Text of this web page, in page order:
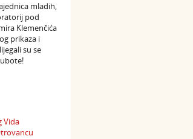
mladih,
pod
Klemenčića
prikaza i
su se
Vida